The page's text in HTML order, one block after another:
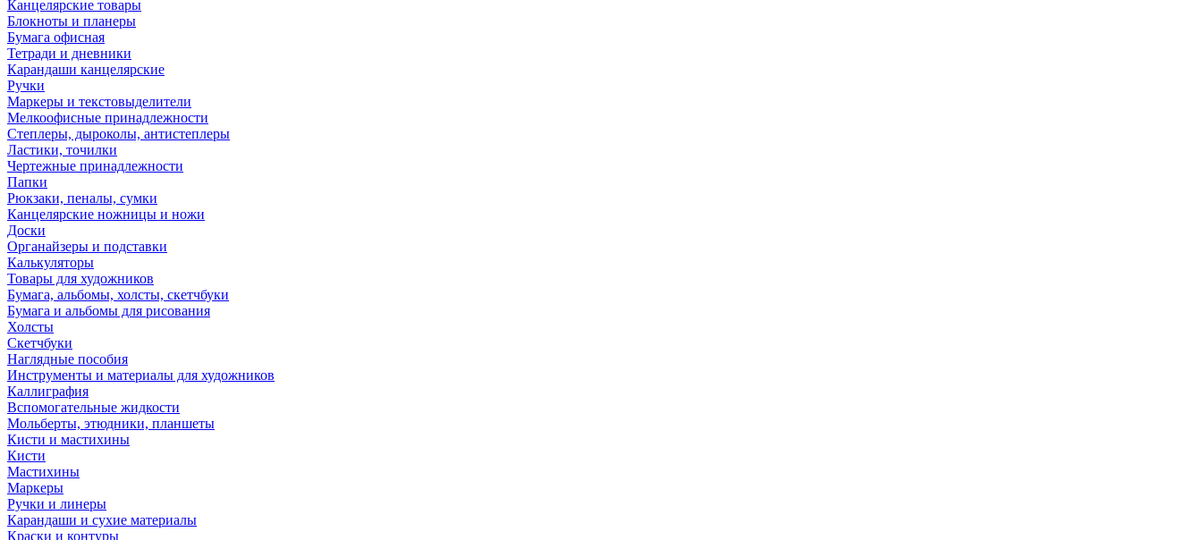
Канцелярские товары
Блокноты и планеры
Бумага офисная
Тетради и дневники
Карандаши канцелярские
Ручки
Маркеры и текстовыделители
Мелкоофисные принадлежности
Степлеры, дыроколы, антистеплеры
Ластики, точилки
Чертежные принадлежности
Папки
Рюкзаки, пеналы, сумки
Канцелярские ножницы и ножи
Доски
Органайзеры и подставки
Калькуляторы
Товары для художников
Бумага, альбомы, холсты, скетчбуки
Бумага и альбомы для рисования
Холсты
Скетчбуки
Наглядные пособия
Инструменты и материалы для художников
Каллиграфия
Вспомогательные жидкости
Мольберты, этюдники, планшеты
Кисти и мастихины
Кисти
Мастихины
Маркеры
Ручки и линеры
Карандаши и сухие материалы
Краски и контуры